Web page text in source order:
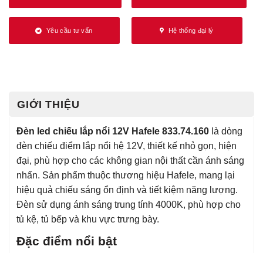
Yêu cầu tư vấn Hệ thống đại lý
GIỚI THIỆU
Đèn led chiếu lắp nổi 12V Hafele 833.74.160 là dòng
đèn chiếu điểm lắp nổi hệ 12V, thiết kế nhỏ gọn, hiện
đại, phù hợp cho các không gian nội thất cần ánh sáng
nhấn. Sản phẩm thuộc thương hiệu Hafele, mang lại
hiệu quả chiếu sáng ổn định và tiết kiệm năng lượng.
Đèn sử dụng ánh sáng trung tính 4000K, phù hợp cho
tủ kệ, tủ bếp và khu vực trưng bày.
Đặc điểm nổi bật